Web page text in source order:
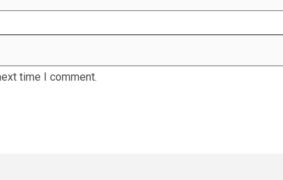
time I comment.